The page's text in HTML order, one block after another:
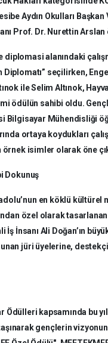
Aydın Okulları
Prof. Dr. Nurettin
diplomasi alanındaki
Diplomatı” seçilirken,
ile Selim Altınok,
ödülün sahibi oldu.
Bilgisayar Mühendisliği
ortaya koydukları
örnek isimler olarak öne
Dokunuş
en köklü
özel olarak
İş İnsanı Ali Doğan’ın
jüri üyelerine,
Ödülleri kapsamında bu
taşınarak gençlerin